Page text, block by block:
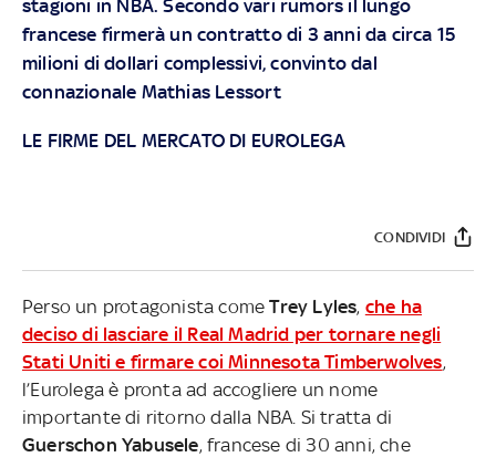
stagioni in NBA. Secondo vari rumors il lungo
francese firmerà un contratto di 3 anni da circa 15
milioni di dollari complessivi, convinto dal
connazionale Mathias Lessort
LE FIRME DEL MERCATO DI EUROLEGA
CONDIVIDI
Perso un protagonista comeTrey Lyles, che ha
deciso di lasciare il Real Madrid per tornare negli
Stati Uniti e firmare coi Minnesota Timberwolves,
l’Eurolega è pronta ad accogliere un nome
importante di ritorno dalla NBA. Si tratta di
Guerschon Yabusele, francese di 30 anni, che